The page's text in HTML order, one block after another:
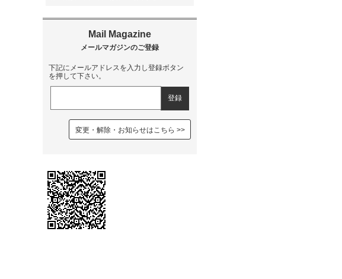
下記にメールアドレスを入力し登録ボタン
を押して下さい。
変更・解除・お知らせはこちら